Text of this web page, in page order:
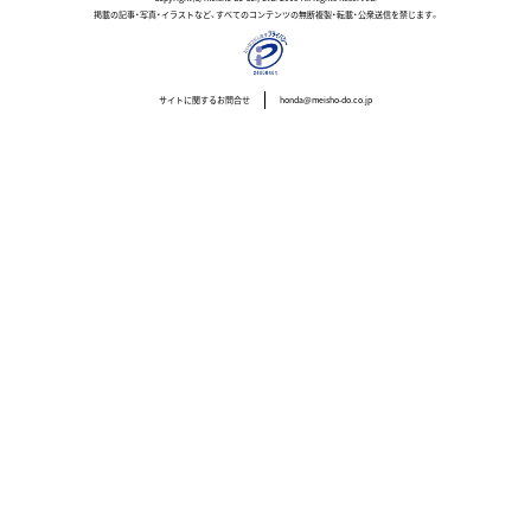
掲載の記事・写真・イラストなど、すべてのコンテンツの無断複製・転載・公衆送信を禁じます。
サイトに関するお問合せ honda@meisho-do.co.jp